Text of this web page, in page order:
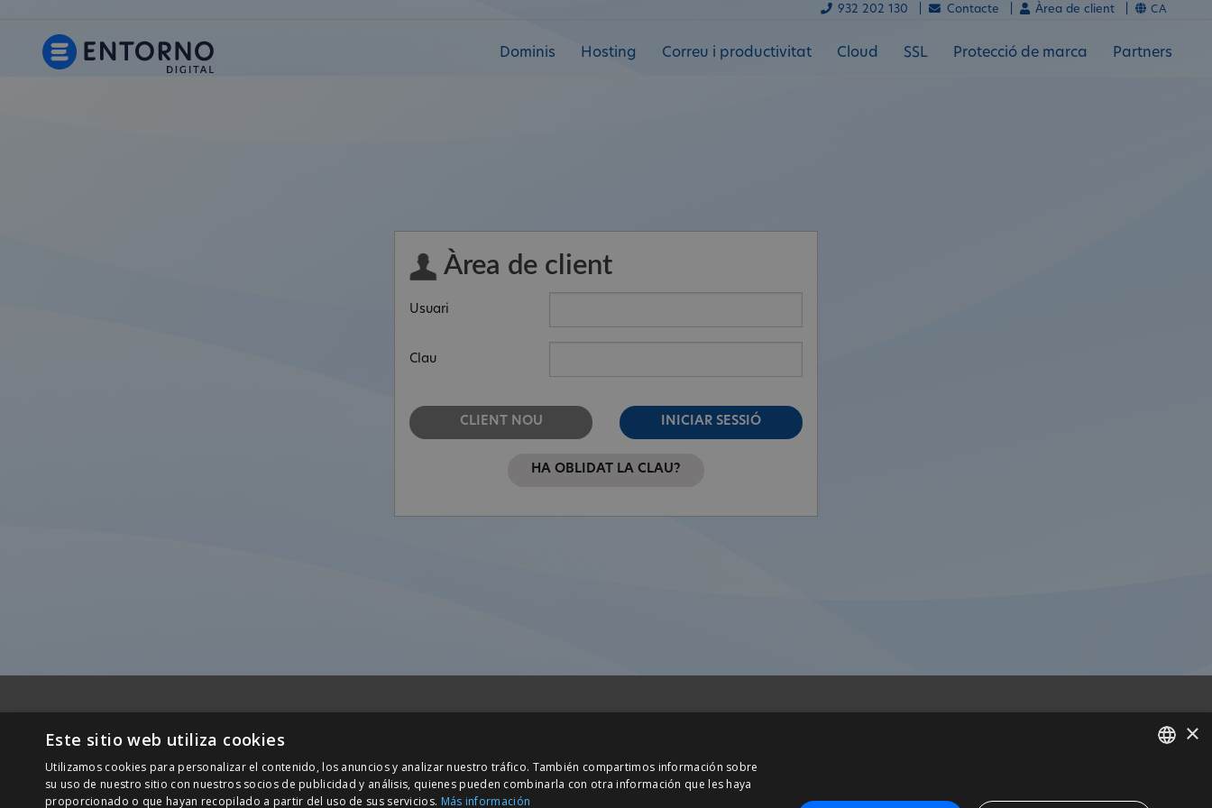
Dominis Hosting Correu i productivitat Cloud SSL Protecció de marca Partners
932 202 130 | Contacte | Àrea de client | CA
Àrea de client
Usuari
Clau
CLIENT NOU INICIAR SESSIÓ
HA OBLIDAT LA CLAU?
+34 932 20 21 30
C/ Santa Anna, 32
08290 Cerdanyola Vallès
C/ Josep Estivill, 11-13
08027 Barcelona
×
Este sitio web utiliza cookies
Utilizamos cookies para personalizar el contenido, los anuncios y analizar nuestro tráfico. También compartimos información sobre
su uso de nuestro sitio con nuestros socios de publicidad y análisis, quienes pueden combinarla con otra información que les haya
proporcionado o que hayan recopilado a partir del uso de sus servicios. Más información